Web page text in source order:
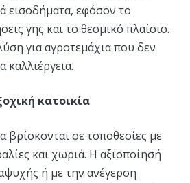
εισοδήματα, εφόσον το
γης και το θεσμικό πλαίσιο.
για αγροτεμάχια που δεν
καλλιέργεια.
κατοικία
βρίσκονται σε τοποθεσίες με
και χωριά. Η αξιοποίησή
ή με την ανέγερση